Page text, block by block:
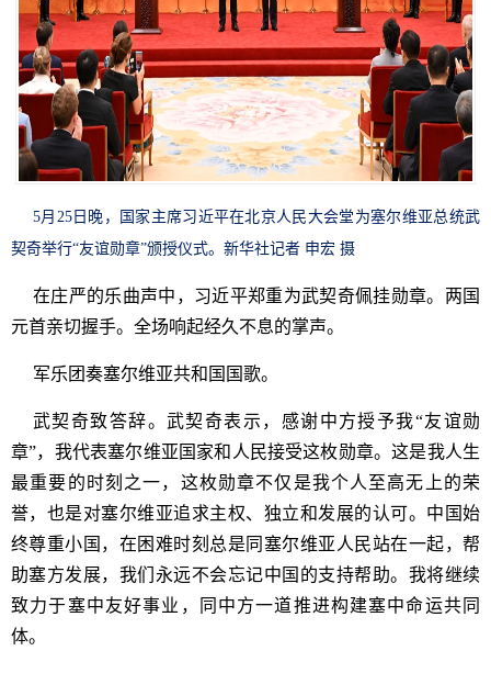
5月25日晚，国家主席习近平在北京人民大会堂为塞尔维亚总统武
契奇举行“友谊勋章”颁授仪式。新华社记者 申宏 摄
在庄严的乐曲声中，习近平郑重为武契奇佩挂勋章。两国
元首亲切握手。全场响起经久不息的掌声。
军乐团奏塞尔维亚共和国国歌。
武契奇致答辞。武契奇表示，感谢中方授予我“友谊勋
章”，我代表塞尔维亚国家和人民接受这枚勋章。这是我人生
最重要的时刻之一，这枚勋章不仅是我个人至高无上的荣
誉，也是对塞尔维亚追求主权、独立和发展的认可。中国始
终尊重小国，在困难时刻总是同塞尔维亚人民站在一起，帮
助塞方发展，我们永远不会忘记中国的支持帮助。我将继续
致力于塞中友好事业，同中方一道推进构建塞中命运共同
体。